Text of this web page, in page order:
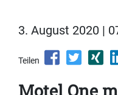
3. August 2020 |
Teilen
Motel One